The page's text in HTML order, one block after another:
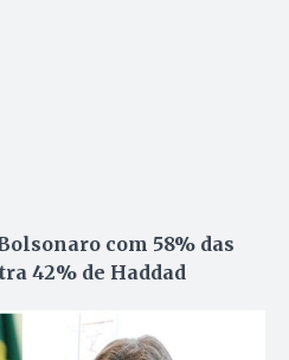
com 58% das
42% de Haddad